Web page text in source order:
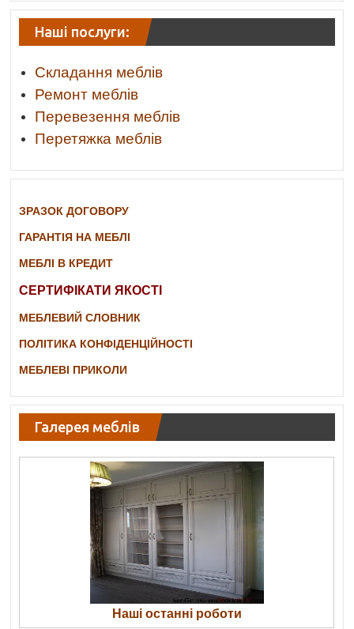
Наші послуги:
Складання меблів
Ремонт меблів
Перевезення меблів
Перетяжка меблів
ЗРАЗОК ДОГОВОРУ
ГАРАНТІЯ НА МЕБЛІ
МЕБЛІ В КРЕДИТ
СЕРТИФІКАТИ ЯКОСТІ
МЕБЛЕВИЙ СЛОВНИК
ПОЛІТИКА КОНФІДЕНЦІЙНОСТІ
МЕБЛЕВІ ПРИКОЛИ
Галерея меблів
Наші останні роботи